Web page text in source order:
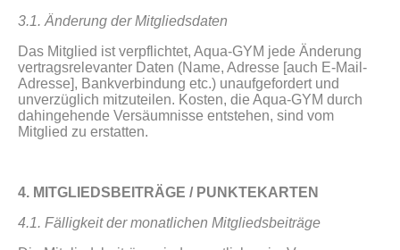
3.1. Änderung der Mitgliedsdaten
Das Mitglied ist verpflichtet, Aqua-GYM jede Änderung
vertragsrelevanter Daten (Name, Adresse [auch E-Mail-
Adresse], Bankverbindung etc.) unaufgefordert und
unverzüglich mitzuteilen. Kosten, die Aqua-GYM durch
dahingehende Versäumnisse entstehen, sind vom
Mitglied zu erstatten.
4. MITGLIEDSBEITRÄGE / PUNKTEKARTEN
4.1. Fälligkeit der monatlichen Mitgliedsbeiträge